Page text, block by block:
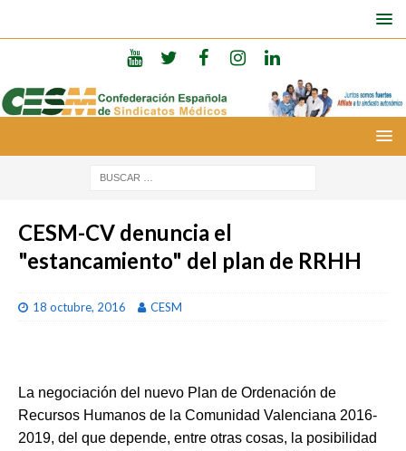
CESM-CV denuncia el
"estancamiento" del plan de RRHH
18 octubre, 2016 CESM
La negociación del nuevo Plan de Ordenación de
Recursos Humanos de la Comunidad Valenciana 2016-
2019, del que depende, entre otras cosas, la posibilidad